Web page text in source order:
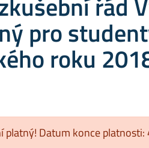
pro
roku
platný! Datum konce platnosti: